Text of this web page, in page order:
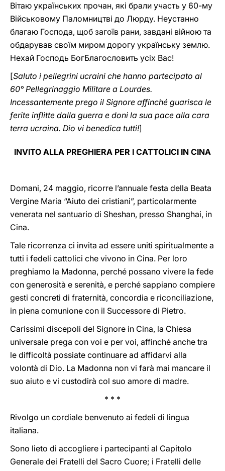
Вітаю українських прочан, які брали участь у 60-му
Військовому Паломництві до Люрду. Неустанно
благаю Господа, щоб загоїв рани, завдані війною та
обдарував своїм миром дорогу українську землю.
Нехай Господь БогБлагословить усіх Вас!
[Saluto i pellegrini ucraini che hanno partecipato al
60° Pellegrinaggio Militare a Lourdes.
Incessantemente prego il Signore affinché guarisca le
ferite inflitte dalla guerra e doni la sua pace alla cara
terra ucraina. Dio vi benedica tutti!]
INVITO ALLA PREGHIERA PER I CATTOLICI IN CINA
Domani, 24 maggio, ricorre l’annuale festa della Beata
Vergine Maria “Aiuto dei cristiani”, particolarmente
venerata nel santuario di Sheshan, presso Shanghai, in
Cina.
Tale ricorrenza ci invita ad essere uniti spiritualmente a
tutti i fedeli cattolici che vivono in Cina. Per loro
preghiamo la Madonna, perché possano vivere la fede
con generosità e serenità, e perché sappiano compiere
gesti concreti di fraternità, concordia e riconciliazione,
in piena comunione con il Successore di Pietro.
Carissimi discepoli del Signore in Cina, la Chiesa
universale prega con voi e per voi, affinché anche tra
le difficoltà possiate continuare ad affidarvi alla
volontà di Dio. La Madonna non vi farà mai mancare il
suo aiuto e vi custodirà col suo amore di madre.
* * *
Rivolgo un cordiale benvenuto ai fedeli di lingua
italiana.
Sono lieto di accogliere i partecipanti al Capitolo
Generale dei Fratelli del Sacro Cuore; i Fratelli delle